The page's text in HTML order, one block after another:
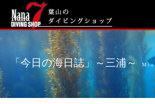
「今日の海日誌」～三浦～